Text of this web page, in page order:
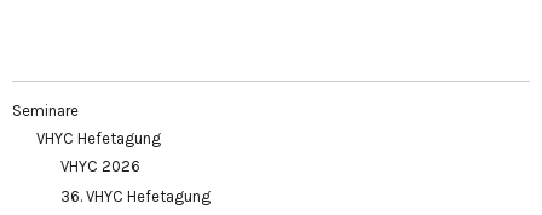
Seminare
VHYC Hefetagung
VHYC 2026
36. VHYC Hefetagung